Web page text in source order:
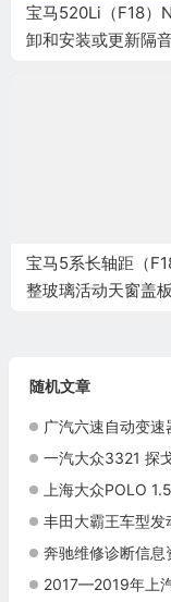
宝马520Li（F18）
卸和安装或更新隔
宝马5系长轴距（
整玻璃活动天窗盖
随机文章
广汽六速自动变速
一汽大众3321 探
上海大众POLO
丰田大霸王车型发动
奔驰维修诊断信息
2017—2019年上汽